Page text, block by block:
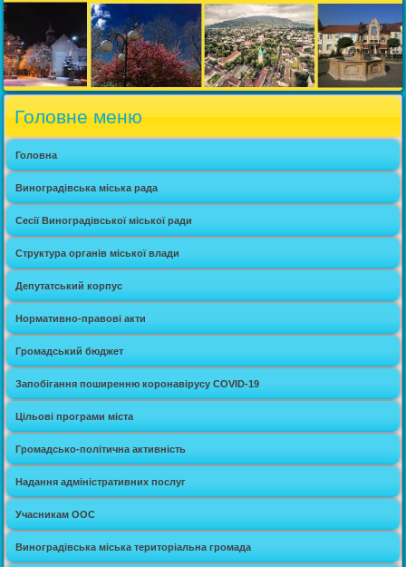
Головне меню
Головна
Виноградівська міська рада
Сесії Виноградівської міської ради
Структура органів міської влади
Депутатський корпус
Нормативно-правові акти
Громадський бюджет
Запобігання поширенню коронавірусу COVID-19
Цільові програми міста
Громадсько-політична активність
Надання адміністративних послуг
Учасникам ООС
Виноградівська міська територіальна громада